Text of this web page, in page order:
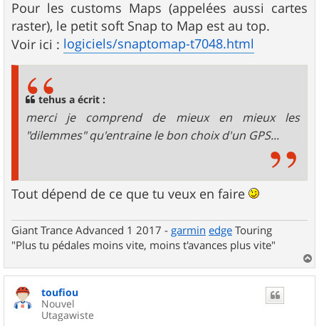
Pour les customs Maps (appelées aussi cartes
raster), le petit soft Snap to Map est au top.
Voir ici : logiciels/snaptomap-t7048.html
tehus a écrit :
merci je comprend de mieux en mieux les
"dilemmes" qu'entraine le bon choix d'un GPS...
Tout dépend de ce que tu veux en faire
Giant Trance Advanced 1 2017 - garmin edge Touring
"Plus tu pédales moins vite, moins t'avances plus vite"
a
toufiou
Nouvel
Utagawiste